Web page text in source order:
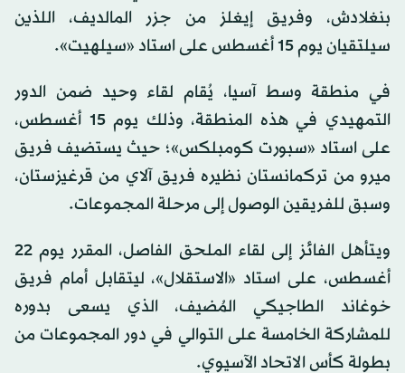
بنغلادش، وفريق إيغلز من جزر المالديف، اللذين
سيلتقيان يوم 15 أغسطس على استاد «سيلهيت».
في منطقة وسط آسيا، يُقام لقاء وحيد ضمن الدور
التمهيدي في هذه المنطقة، وذلك يوم 15 أغسطس،
على استاد «سبورت كومبلكس»؛ حيث يستضيف فريق
ميرو من تركمانستان نظيره فريق آلاي من قرغيزستان،
وسبق للفريقين الوصول إلى مرحلة المجموعات.
ويتأهل الفائز إلى لقاء الملحق الفاصل، المقرر يوم 22
أغسطس، على استاد «الاستقلال»، ليتقابل أمام فريق
خوغاند الطاجيكي المُضيف، الذي يسعى بدوره
للمشاركة الخامسة على التوالي في دور المجموعات من
بطولة كأس الاتحاد الآسيوي.